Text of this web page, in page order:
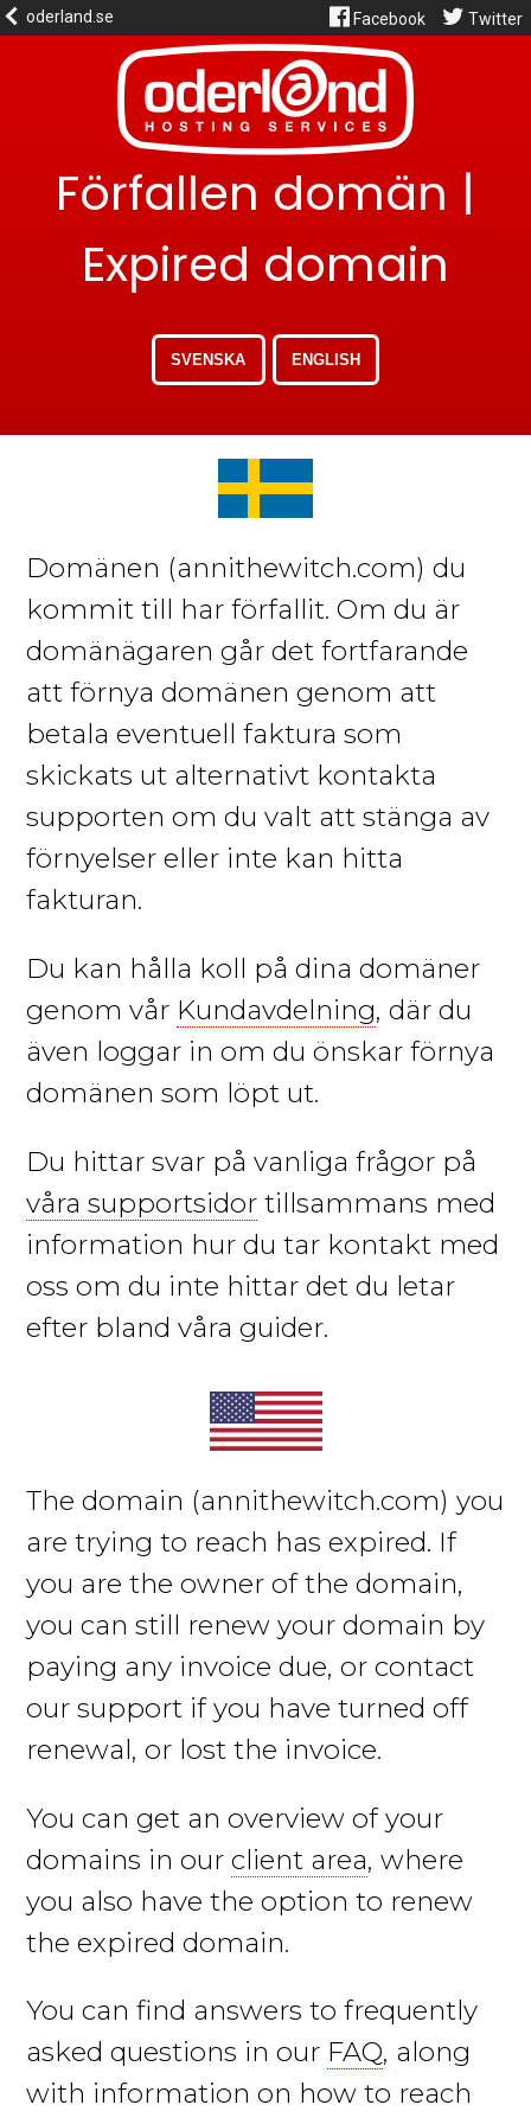
oderland.se Facebook Twitter
Förfallen domän |
Expired domain
SVENSKA ENGLISH
Domänen (annithewitch.com)du
kommit till har förfallit. Om du är
domänägaren går det fortfarande
att förnya domänen genom att
betala eventuell faktura som
skickats ut alternativt kontakta
supporten om du valt att stänga av
förnyelser eller inte kan hitta
fakturan.
Du kan hålla koll på dina domäner
genom vår Kundavdelning, där du
även loggar in om du önskar förnya
domänen som löpt ut.
Du hittar svar på vanliga frågor på
våra supportsidor tillsammans med
information hur du tar kontakt med
oss om du inte hittar det du letar
efter bland våra guider.
The domain (annithewitch.com)you
are trying to reach has expired. If
you are the owner of the domain,
you can still renew your domain by
paying any invoice due, or contact
our support if you have turned off
renewal, or lost the invoice.
You can get an overview of your
domains in ourclient area, where
you also have the option to renew
the expired domain.
You can find answers to frequently
asked questions in our FAQ, along
with information on how to reach